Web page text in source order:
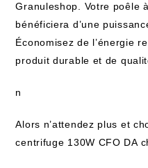
Granuleshop. Votre poêle
bénéficiera d’une
Économisez de l’énergie
produit durable et de
n
Alors n’attendez plus et
centrifuge 130W CFO DA